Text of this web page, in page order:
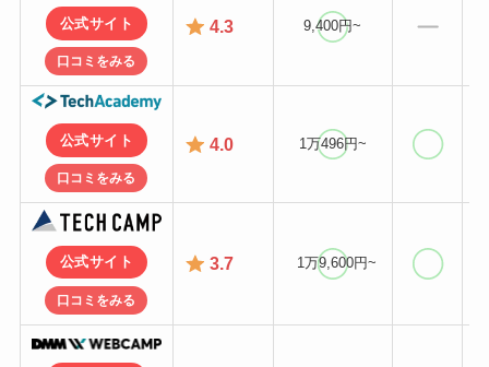
公式サイト
口コミをみる
4.3 9,400円~
公式サイト
口コミをみる
4.0 1万496円~
公式サイト
口コミをみる
3.7 1万9,600円~